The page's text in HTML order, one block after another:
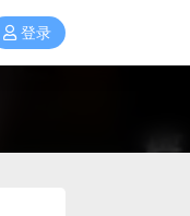
登录